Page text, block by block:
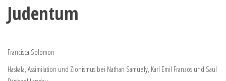
Judentum
Francisca Solomon
Haskala, Assimilation und Zionismus bei Nathan Samuely, Karl Emil Franzos und Saul